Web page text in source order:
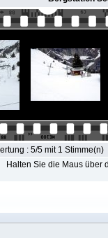
: 5/5 mit 1 Stimme(n)
Halten Sie die Maus über